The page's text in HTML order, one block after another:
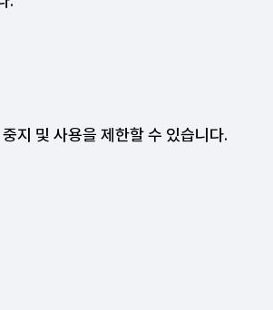
지 및 사용을 제한할 수 있습니다.